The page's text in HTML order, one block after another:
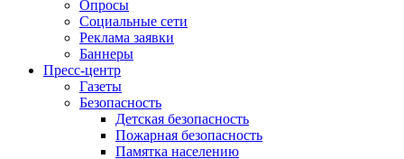
Опросы
Социальные сети
Реклама заявки
Баннеры
Пресс-центр
Газеты
Безопасность
Детская безопасность
Пожарная безопасность
Памятка населению